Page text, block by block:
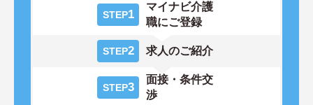
STEP1
マイナビ介護
職にご登録
STEP2 求人のご紹介
STEP3
面接・条件交
渉